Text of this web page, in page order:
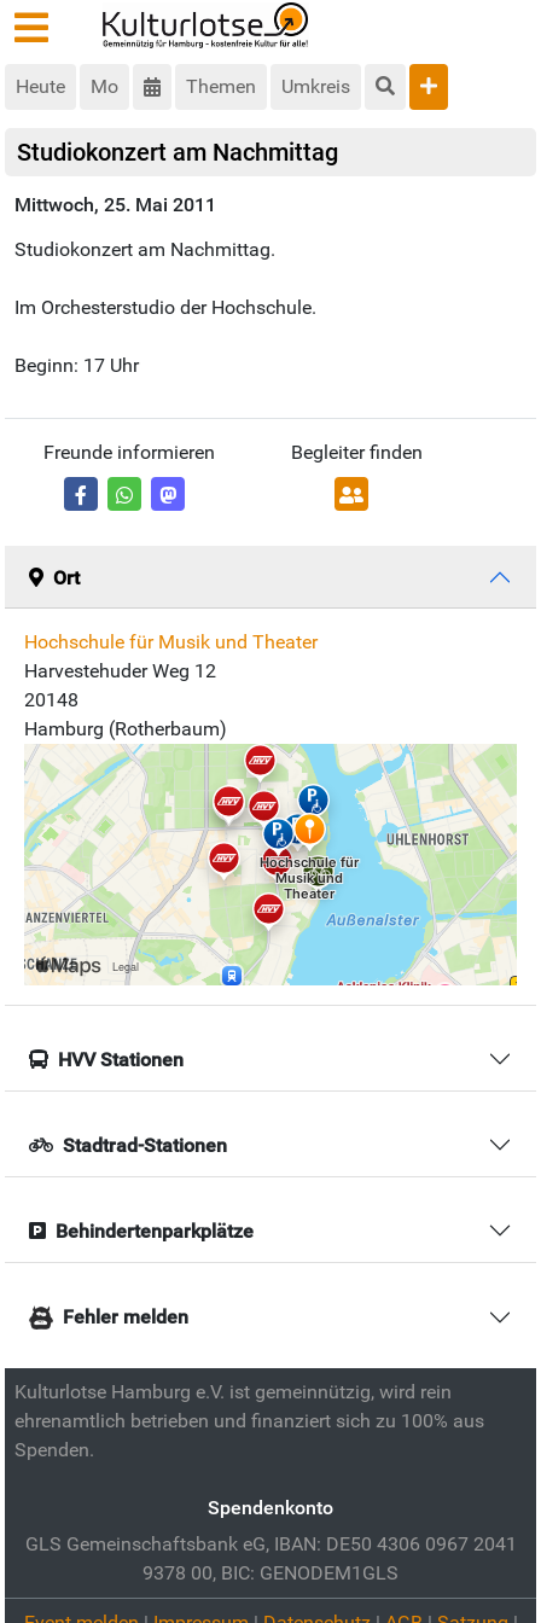
Heute Mo Themen Umkreis
Studiokonzert am Nachmittag
Mittwoch, 25. Mai 2011
Studiokonzert am Nachmittag.
Im Orchesterstudio der Hochschule.
Beginn: 17 Uhr
Freunde informieren Begleiter finden
Ort
Hochschule für Musik und Theater
Harvestehuder Weg 12
20148
Hamburg (Rotherbaum)
HVV Stationen
Stadtrad-Stationen
Behindertenparkplätze
Fehler melden
Kulturlotse Hamburg e.V. ist gemeinnützig, wird rein
ehrenamtlich betrieben und finanziert sich zu 100% aus
Spenden.
Spendenkonto
GLS Gemeinschaftsbank eG, IBAN: DE50 4306 0967 2041
9378 00, BIC: GENODEM1GLS